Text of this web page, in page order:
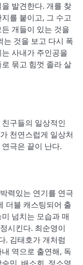
발견한다. 개를 찾
를 붙이고, 그 수고
개들이 있는 것을
는 것을 보고 다시 폭
사내가 주인공을
묶고 힘껏 졸라 살
구들의 일상적인
천연스럽게 일상처
극은 끝이 난다.
력있는 연기를 연극
더블 캐스팅되어 출
넘치는 모습과 매
시킨다. 최순영이
. 김태호가 개처럼
역으로 출연해, 독